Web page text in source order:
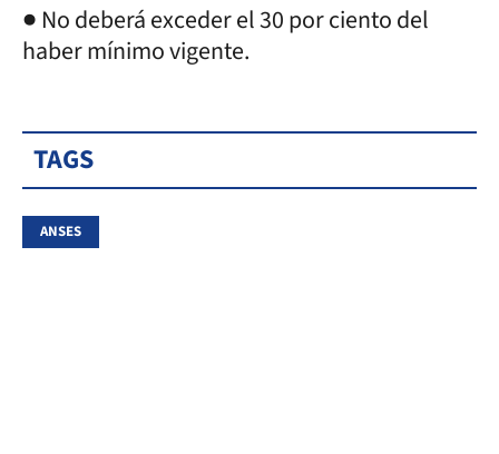
● No deberá exceder el 30 por ciento del
haber mínimo vigente.
TAGS
ANSES